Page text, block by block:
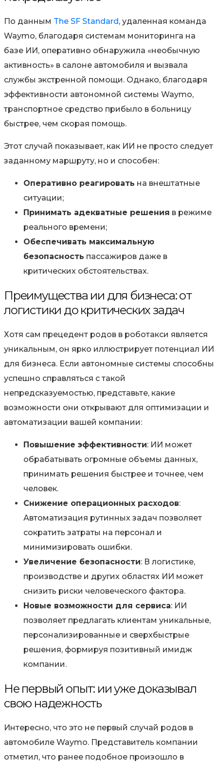
По данным The SF Standard , удаленная команда
Waymo, благодаря системам мониторинга на
базе ИИ, оперативно обнаружила «необычную
активность» в салоне автомобиля и вызвала
службы экстренной помощи. Однако, благодаря
эффективности автономной системы Waymo,
транспортное средство прибыло в больницу
быстрее, чем скорая помощь.
Этот случай показывает, как ИИ не просто следует
заданному маршруту, но и способен:
Оперативно реагировать на внештатные
ситуации;
Принимать адекватные решения в режиме
реального времени;
Обеспечивать максимальную
безопасность пассажиров даже в
критических обстоятельствах.
Преимущества ии для бизнеса: от
логистики до критических задач
Хотя сам прецедент родов в роботакси является
уникальным, он ярко иллюстрирует потенциал ИИ
для бизнеса. Если автономные системы способны
успешно справляться с такой
непредсказуемостью, представьте, какие
возможности они открывают для оптимизации и
автоматизации вашей компании:
Повышение эффективности: ИИ может
обрабатывать огромные объемы данных,
принимать решения быстрее и точнее, чем
человек.
Снижение операционных расходов:
Автоматизация рутинных задач позволяет
сократить затраты на персонал и
минимизировать ошибки.
Увеличение безопасности: В логистике,
производстве и других областях ИИ может
снизить риски человеческого фактора.
Новые возможности для сервиса: ИИ
позволяет предлагать клиентам уникальные,
персонализированные и сверхбыстрые
решения, формируя позитивный имидж
компании.
Не первый опыт: ии уже доказывал
свою надежность
Интересно, что это не первый случай родов в
автомобиле Waymo. Представитель компании
отметил, что ранее подобное произошло в